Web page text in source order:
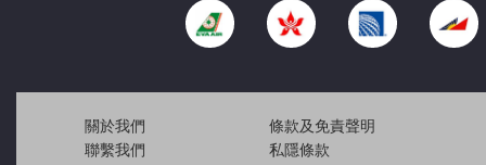
關於我們
聯繫我們
條款及免責聲明
私隱條款